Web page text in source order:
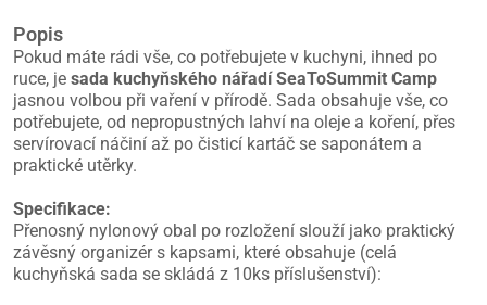
Popis
Pokud máte rádi vše, co potřebujete v kuchyni, ihned po
ruce, je sada kuchyňského nářadí SeaToSummit Camp
jasnou volbou při vaření v přírodě. Sada obsahuje vše, co
potřebujete, od nepropustných lahví na oleje a koření, přes
servírovací náčiní až po čisticí kartáč se saponátem a
praktické utěrky.
Specifikace:
Přenosný nylonový obal po rozložení slouží jako praktický
závěsný organizér s kapsami, které obsahuje (celá
kuchyňská sada se skládá z 10ks příslušenství):